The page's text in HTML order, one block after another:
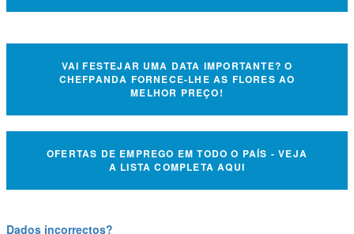
VAI FESTEJAR UMA DATA IMPORTANTE? O
CHEFPANDA FORNECE-LHE AS FLORES AO
MELHOR PREÇO!
OFERTAS DE EMPREGO EM TODO O PAÍS - VEJA
A LISTA COMPLETA AQUI
Dados incorrectos?